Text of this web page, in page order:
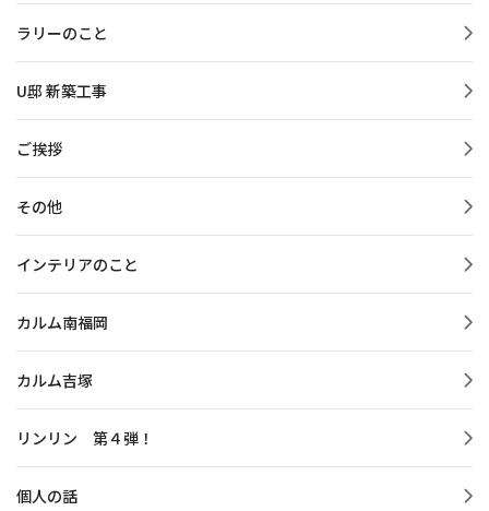
ラリーのこと
U邸 新築工事
ご挨拶
その他
インテリアのこと
カルム南福岡
カルム吉塚
リンリン 第４弾！
個人の話